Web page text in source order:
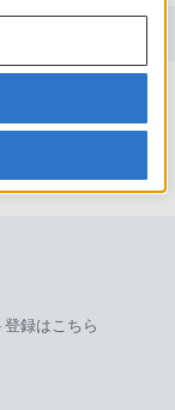
テゴリー・製品
るため、ゆっく
録はこちら